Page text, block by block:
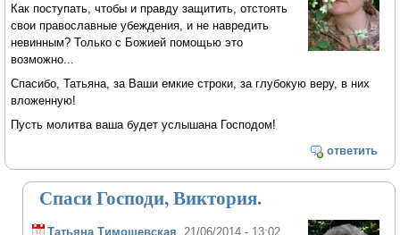
Как поступать, чтобы и правду защитить, отстоять
свои православные убеждения, и не навредить
невинным? Только с Божией помощью это
возможно...
Спасибо, Татьяна, за Ваши емкие строки, за глубокую веру, в них
вложенную!
Пусть молитва ваша будет услышана Господом!
ответить
Спаси Господи, Виктория.
Татьяна Тимошевская , 21/06/2014 - 13:02